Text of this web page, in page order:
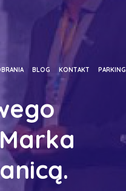
BLOG KONTAKT PARKING